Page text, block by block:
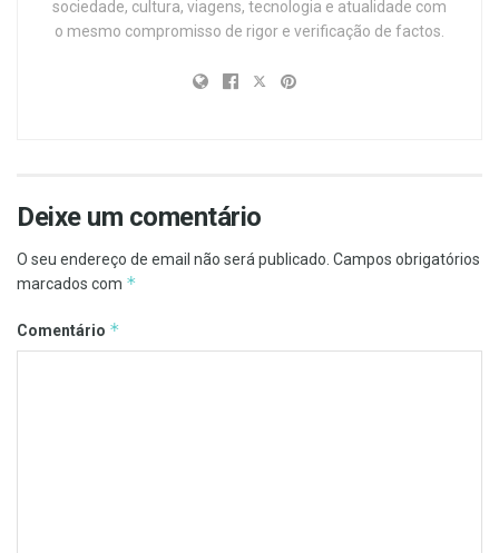
sociedade, cultura, viagens, tecnologia e atualidade com
o mesmo compromisso de rigor e verificação de factos.
Deixe um comentário
O seu endereço de email não será publicado. Campos obrigatórios
marcados com *
Comentário *